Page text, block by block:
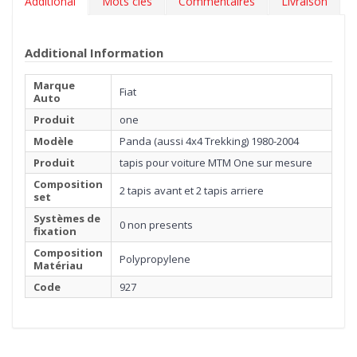
Additional Information
Marque
Auto
Fiat
Produit
one
Modèle
Panda (aussi 4x4 Trekking) 1980-2004
Produit
tapis pour voiture MTM One sur mesure
Composition
set
2 tapis avant et 2 tapis arriere
Systèmes de
fixation
0 non presents
Composition
Matériau
Polypropylene
Code
927